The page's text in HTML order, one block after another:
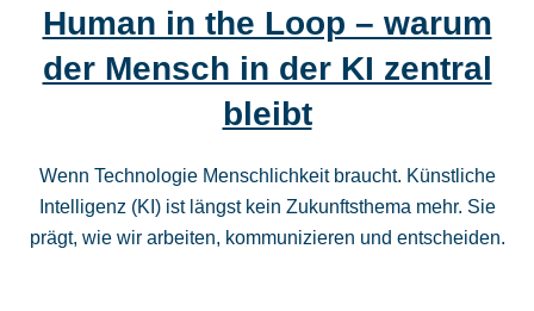
Human in the Loop – warum
der Mensch in der KI zentral
bleibt
Wenn Technologie Menschlichkeit braucht. Künstliche
Intelligenz (KI) ist längst kein Zukunftsthema mehr. Sie
prägt, wie wir arbeiten, kommunizieren und entscheiden.